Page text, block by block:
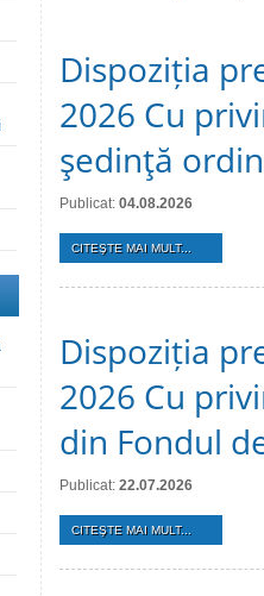
Dispoziția
2026 Cu
şedinţă
Publicat: 04.08.2026
CITEŞTE MAI MULT...
Dispoziția
2026 Cu
din Fondul
Publicat: 22.07.2026
CITEŞTE MAI MULT...